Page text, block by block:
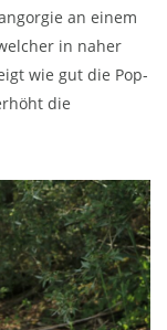
an einem
in naher
wie gut die Pop-
die